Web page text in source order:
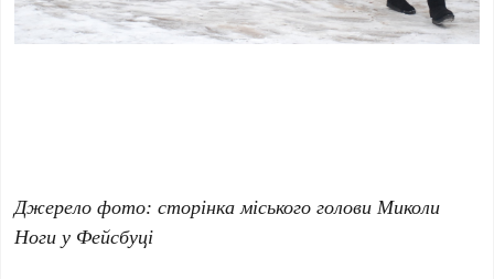
Джерело фото: сторінка міського голови Миколи
Ноги у Фейсбуці